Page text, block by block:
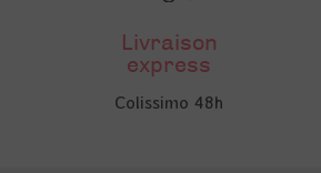
Livraison
express
Colissimo 48h